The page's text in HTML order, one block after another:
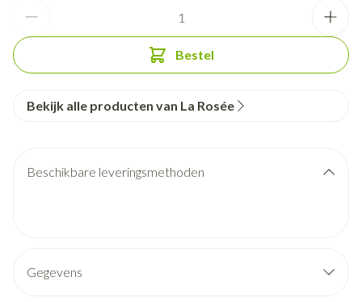
Bestel
Bekijk alle producten van La Rosée
Beschikbare leveringsmethoden
Gegevens